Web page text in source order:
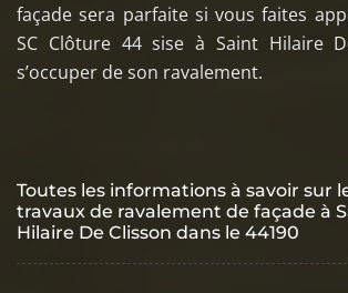
façade sera parfaite si vous faites
SC Clôture 44 sise à Saint Hilaire
s’occuper de son ravalement.
Toutes les informations à savoir sur
travaux de ravalement de façade à
Hilaire De Clisson dans le 44190